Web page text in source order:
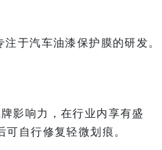
于汽车油漆保护膜的研发。
影响力，在行业内享有盛
自行修复轻微划痕。